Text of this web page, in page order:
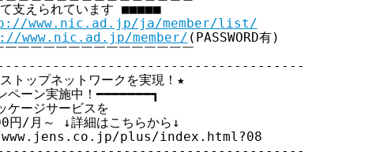
支えられています ■■■■■
www.nic.ad.jp/ja/member/list/
www.nic.ad.jp/member/ (PASSWORD有)
￣￣￣￣￣￣￣￣￣￣￣￣￣￣
トップネットワークを実現！★
ペーン実施中！━━━━━━━┓
ケージサービスを
/月～ ↓詳細はこちらから↓
plus/index.html?08